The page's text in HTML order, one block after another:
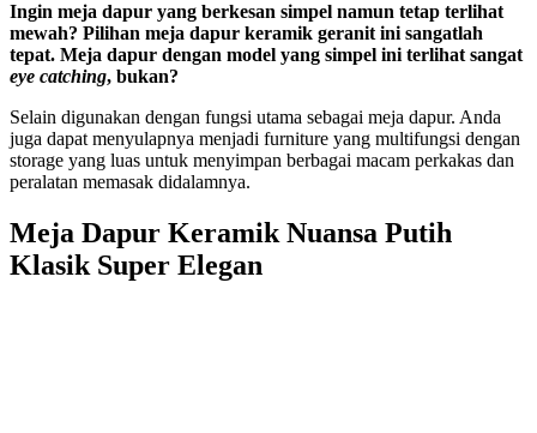
Ingin meja dapur yang berkesan simpel namun tetap terlihat
mewah? Pilihan meja dapur keramik geranit ini sangatlah
tepat. Meja dapur dengan model yang simpel ini terlihat sangat
eye catching, bukan?
Selain digunakan dengan fungsi utama sebagai meja dapur. Anda
juga dapat menyulapnya menjadi furniture yang multifungsi dengan
storage yang luas untuk menyimpan berbagai macam perkakas dan
peralatan memasak didalamnya.
Meja Dapur Keramik Nuansa Putih
Klasik Super Elegan